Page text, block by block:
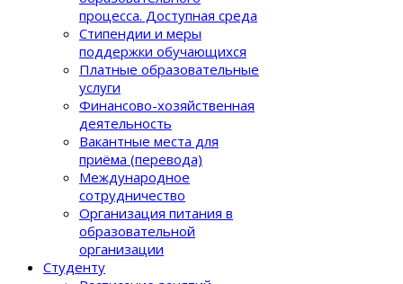
процеcса. Доступная среда
Стипендии и меры
поддержки обучающихся
Платные образовательные
услуги
Финансово-хозяйственная
деятельность
Вакантные места для
приёма (перевода)
Международное
сотрудничество
Организация питания в
образовательной
организации
Студенту